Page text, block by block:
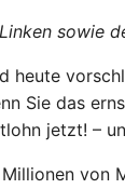
sowie
heute
Sie das
jetzt! –
von